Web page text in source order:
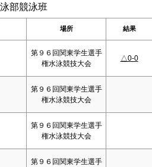
部競泳班
場所 結果
第９６回関東学生選手
権水泳競技大会
△0-0
第９６回関東学生選手
権水泳競技大会
第９６回関東学生選手
権水泳競技大会
第９６回関東学生選手